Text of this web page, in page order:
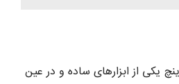
اره شارژی 12 اینچ یکی از ابزارهای ساده و در عین